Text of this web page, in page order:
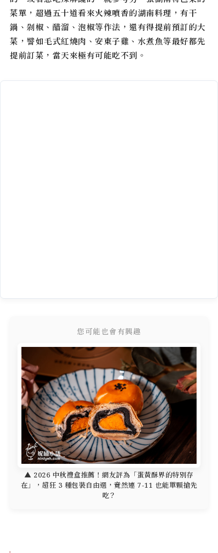
菜單，超過五十道看來火辣噴香的湖南料理，有干
鍋、剁椒、醋溜、泡椒等作法，還有得提前預訂的大
菜，譬如毛式紅燒肉、安東子雞、水煮魚等最好都先
提前訂菜，當天來極有可能吃不到。
您可能也會有興趣
▲ 2026 中秋禮盒推薦！網友評為「蛋黃酥界的特別存
在」，超狂 3 種包裝自由選，竟然連 7-11 也能單顆搶先
吃？